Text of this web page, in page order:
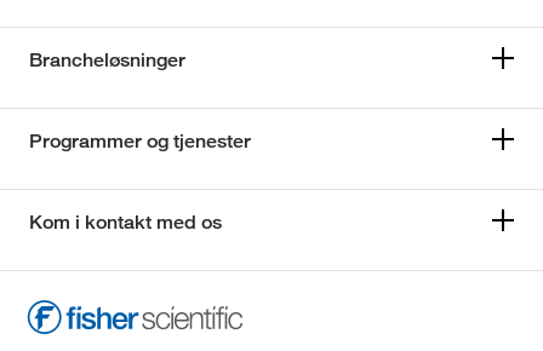
Brancheløsninger
Programmer og tjenester
Kom i kontakt med os